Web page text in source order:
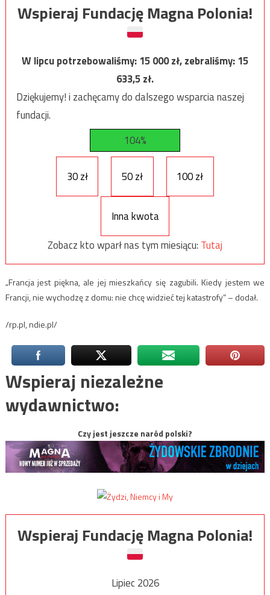
Wspieraj Fundację Magna Polonia!
W lipcu potrzebowaliśmy:15 000zł, zebraliśmy:15
633,5zł.
Dziękujemy! i zachęcamy do dalszego wsparcia naszej
fundacji.
104%
30 zł 50 zł 100 zł
Inna kwota
Zobacz kto wparł nas tym miesiącu: Tutaj
„Francja jest piękna, ale jej mieszkańcy się zagubili. Kiedy jestem we
Francji, nie wychodzę z domu: nie chcę widzieć tej katastrofy” – dodał.
/rp.pl, ndie.pl/
Wspieraj niezależne
wydawnictwo:
Czy jest jeszcze naród polski?
Wspieraj Fundację Magna Polonia!
Lipiec 2026